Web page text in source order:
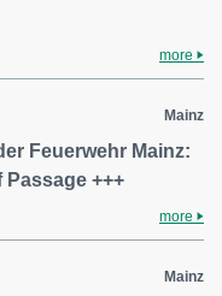
more
Mainz
Feuerwehr Mainz:
+++
more
Mainz